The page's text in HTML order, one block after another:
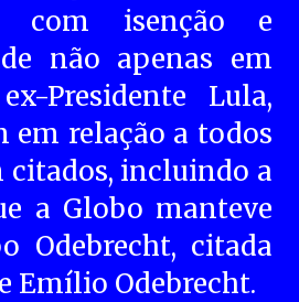
com isenção e
não apenas em
Presidente Lula,
em relação a todos
citados, incluindo a
a Globo manteve
Odebrecht, citada
Emílio Odebrecht.